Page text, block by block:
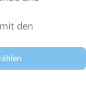
den